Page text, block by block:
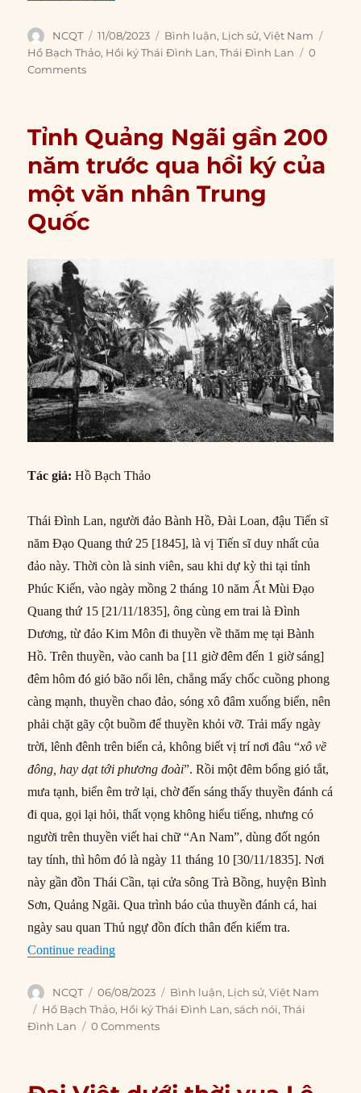
Author
NCQT
Posted
on
11/08/2023 Categories
Bình luận, Lịch sử,Việt Nam
Hồ Bạch Thảo, Hồi ký Thái Đình Lan,Thái Đình Lan
0
Comments
Tỉnh Quảng Ngãi gần 200
năm trước qua hồi ký của
một văn nhân Trung
Quốc
Tác giả: Hồ Bạch Thảo
Thái Đình Lan, người đảo Bành Hồ, Đài Loan, đậu Tiến sĩ
năm Đạo Quang thứ 25 [1845], là vị Tiến sĩ duy nhất của
đảo này. Thời còn là sinh viên, sau khi dự kỳ thi tại tỉnh
Phúc Kiến, vào ngày mồng 2 tháng 10 năm Ất Mùi Đạo
Quang thứ 15 [21/11/1835], ông cùng em trai là Đình
Dương, từ đảo Kim Môn đi thuyền về thăm mẹ tại Bành
Hồ. Trên thuyền, vào canh ba [11 giờ đêm đến 1 giờ sáng]
đêm hôm đó gió bão nổi lên, chẳng mấy chốc cuồng phong
càng mạnh, thuyền chao đảo, sóng xô đâm xuống biển, nên
phải chặt gãy cột buồm để thuyền khỏi vỡ. Trải mấy ngày
trời, lênh đênh trên biển cả, không biết vị trí nơi đâu “xô về
đông, hay dạt tới phương đoài”. Rồi một đêm bổng gió tắt,
mưa tạnh, biển êm trở lại, chờ đến sáng thấy thuyền đánh cá
đi qua, gọi lại hỏi, thất vọng không hiểu tiếng, nhưng có
người trên thuyền viết hai chữ “An Nam”, dùng đốt ngón
tay tính, thì hôm đó là ngày 11 tháng 10 [30/11/1835]. Nơi
này gần đồn Thái Cần, tại cửa sông Trà Bồng, huyện Bình
Sơn, Quảng Ngãi. Qua trình báo của thuyền đánh cá ,hai
ngày sau quan Thủ ngự đồn đích thân đến kiểm tra.
Continue reading“Tỉnh Quảng Ngãi gần 200 năm trước qua hồi
Author
NCQT
Posted
on
06/08/2023 Categories
Bình luận, Lịch sử,Việt Nam
Tags
Hồ Bạch Thảo, Hồi ký Thái Đình Lan,sách nói,Thái
Đình Lan
0 Comments